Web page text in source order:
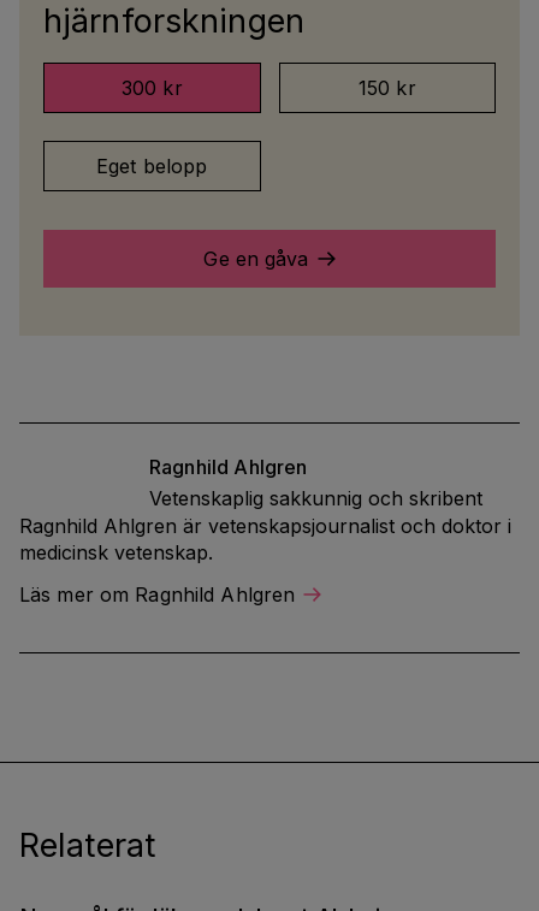
hjärnforskningen
300 kr 150 kr
Eget belopp
Ge en gåva
Ragnhild Ahlgren
Vetenskaplig sakkunnig och skribent
Ragnhild Ahlgren är vetenskapsjournalist och doktor i
medicinsk vetenskap.
Läs mer om Ragnhild Ahlgren
Relaterat